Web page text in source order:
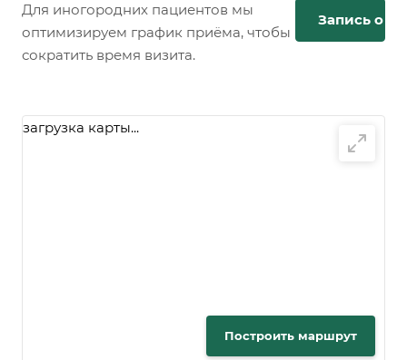
Для иногородних пациентов мы
оптимизируем график приёма, чтобы
сократить время визита.
Запись
загрузка карты...
Построить маршрут